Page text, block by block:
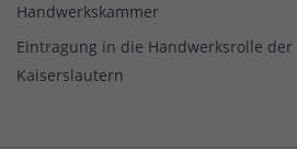
Handwerkskammer
Eintragung in die Handwerksrolle
Kaiserslautern